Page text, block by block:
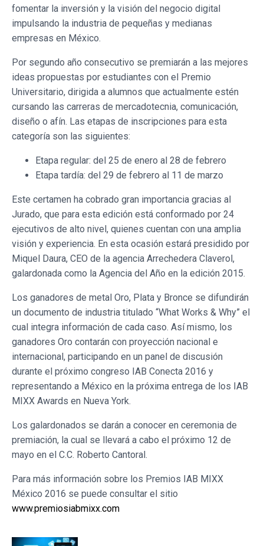
fomentar la inversión y la visión del negocio digital
impulsando la industria de pequeñas y medianas
empresas en México.
Por segundo año consecutivo se premiarán a las mejores
ideas propuestas por estudiantes con el Premio
Universitario, dirigida a alumnos que actualmente estén
cursando las carreras de mercadotecnia, comunicación,
diseño o afín. Las etapas de inscripciones para esta
categoría son las siguientes:
Etapa regular: del 25 de enero al 28 de febrero
Etapa tardía: del 29 de febrero al 11 de marzo
Este certamen ha cobrado gran importancia gracias al
Jurado, que para esta edición está conformado por 24
ejecutivos de alto nivel, quienes cuentan con una amplia
visión y experiencia. En esta ocasión estará presidido por
Miquel Daura, CEO de la agencia Arrechedera Claverol,
galardonada como la Agencia del Año en la edición 2015.
Los ganadores de metal Oro, Plata y Bronce se difundirán
un documento de industria titulado “What Works & Why” el
cual integra información de cada caso. Así mismo, los
ganadores Oro contarán con proyección nacional e
internacional, participando en un panel de discusión
durante el próximo congreso IAB Conecta 2016 y
representando a México en la próxima entrega de los IAB
MIXX Awards en Nueva York.
Los galardonados se darán a conocer en ceremonia de
premiación, la cual se llevará a cabo el próximo 12 de
mayo en el C.C. Roberto Cantoral.
Para más información sobre los Premios IAB MIXX
México 2016 se puede consultar el sitio
www.premiosiabmixx.com